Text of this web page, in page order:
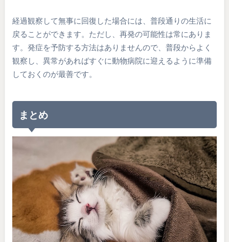
経過観察して無事に回復した場合には、普段通りの生活に
戻ることができます。ただし、再発の可能性は常にありま
す。発症を予防する方法はありませんので、普段からよく
観察し、異常があればすぐに動物病院に迎えるように準備
しておくのが最善です。
まとめ